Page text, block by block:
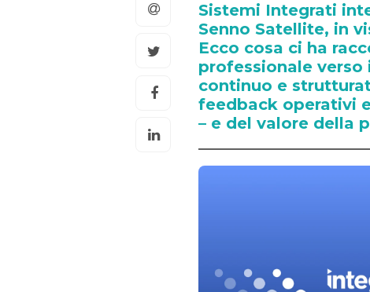
Sistemi Integrati
Senno Satellite, in
Ecco cosa ci ha
professionale
continuo e
feedback operativi
– e del valore della